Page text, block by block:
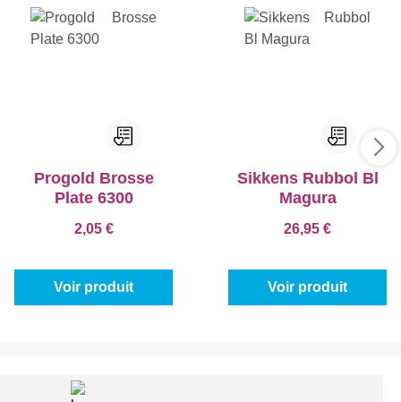
Progold Brosse
Plate 6300
2,05 €
Voir produit
Sikkens Rubbol Bl
Magura
26,95 €
Voir produit